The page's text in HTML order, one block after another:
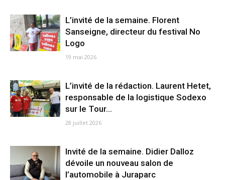
L’invité de la semaine. Florent
Sanseigne, directeur du festival No
Logo
19 mai 2026
L’invité de la rédaction. Laurent Hetet,
responsable de la logistique Sodexo
sur le Tour...
28 juillet 2026
Invité de la semaine. Didier Dalloz
dévoile un nouveau salon de
l’automobile à Juraparc